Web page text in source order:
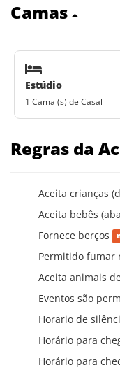
Camas
Estúdio
1 Cama (s) de Casal
Regras da
Aceita crianças
Aceita bebês
Fornece berços
Permitido fumar
Aceita animais
Eventos são
Horario de
Horário para
Horário para